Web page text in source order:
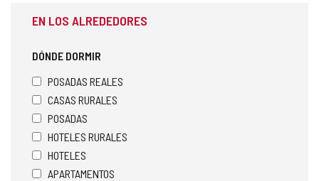
EN LOS ALREDEDORES
DÓNDE DORMIR
POSADAS REALES
CASAS RURALES
POSADAS
HOTELES RURALES
HOTELES
APARTAMENTOS